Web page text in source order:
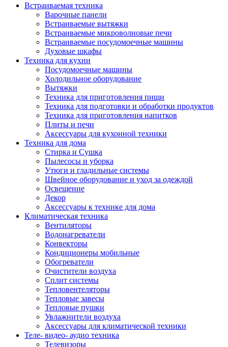
Встраиваемая техника
Варочные панели
Встраиваемые вытяжки
Встраиваемые микроволновые печи
Встраиваемые посудомоечные машины
Духовые шкафы
Техника для кухни
Посудомоечные машины
Холодильное оборудование
Вытяжки
Техника для приготовления пищи
Техника для подготовки и обработки продуктов
Техника для приготовления напитков
Плиты и печи
Аксессуары для кухонной техники
Техника для дома
Стирка и Сушка
Пылесосы и уборка
Утюги и гладильные системы
Швейное оборудование и уход за одеждой
Освещение
Декор
Аксессуары к технике для дома
Климатическая техника
Вентиляторы
Водонагреватели
Конвекторы
Кондиционеры мобильные
Обогреватели
Очистители воздуха
Сплит системы
Тепловентеляторы
Тепловые завесы
Тепловые пушки
Увлажнители воздуха
Аксессуары для климатической техники
Теле- видео- аудио техника
Телевизоры